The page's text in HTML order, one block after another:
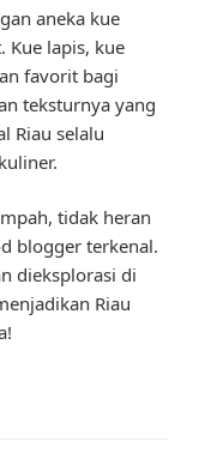
aneka kue
Kue lapis, kue
favorit bagi
teksturnya yang
Riau selalu
tidak heran
blogger terkenal.
dieksplorasi di
Riau